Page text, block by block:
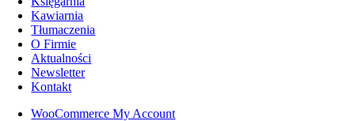
Kawiarnia
Tłumaczenia
O Firmie
Aktualności
Newsletter
Kontakt
WooCommerce My Account